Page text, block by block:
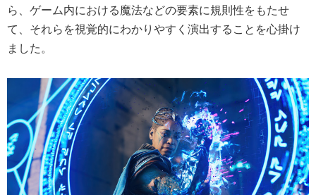
ら、ゲーム内における魔法などの要素に規則性をもたせ
て、それらを視覚的にわかりやすく演出することを心掛け
ました。